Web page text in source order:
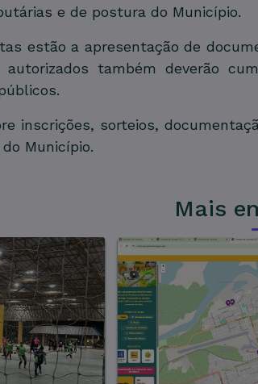
e de postura do Município.
estão a apresentação de
também deverão
inscrições, sorteios,
Município.
Mais